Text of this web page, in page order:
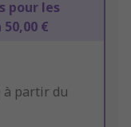
pour les
€
à partir du